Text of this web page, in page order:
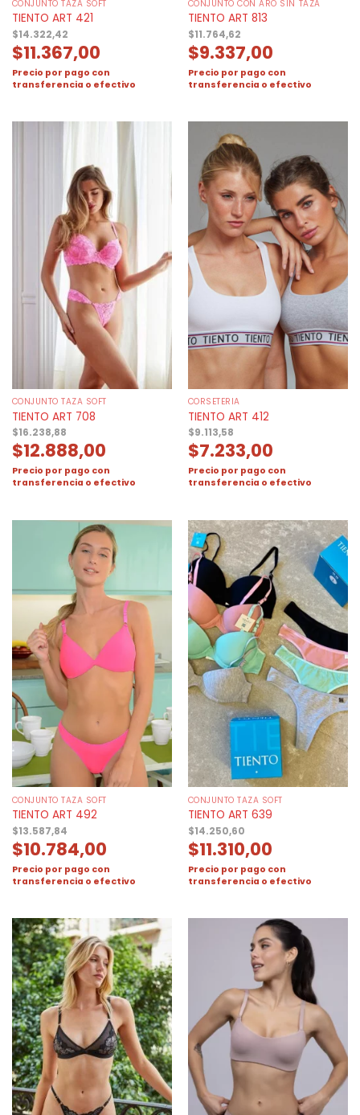
CONJUNTO TAZA SOFT
TIENTO ART 421
$14.322,42
$11.367,00
Precio por pago con
transferencia o efectivo
CONJUNTO CON ARO SIN TAZA
TIENTO ART 813
$11.764,62
$9.337,00
Precio por pago con
transferencia o efectivo
CONJUNTO TAZA SOFT
TIENTO ART 708
$16.238,88
$12.888,00
Precio por pago con
transferencia o efectivo
CORSETERIA
TIENTO ART 412
$9.113,58
$7.233,00
Precio por pago con
transferencia o efectivo
CONJUNTO TAZA SOFT
TIENTO ART 492
$13.587,84
$10.784,00
Precio por pago con
transferencia o efectivo
CONJUNTO TAZA SOFT
TIENTO ART 639
$14.250,60
$11.310,00
Precio por pago con
transferencia o efectivo